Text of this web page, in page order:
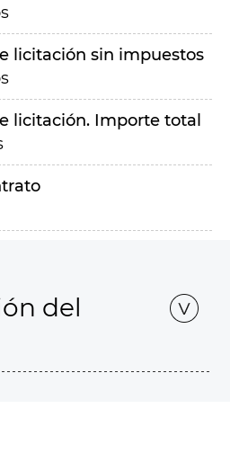
licitación sin impuestos
licitación. Importe total
del